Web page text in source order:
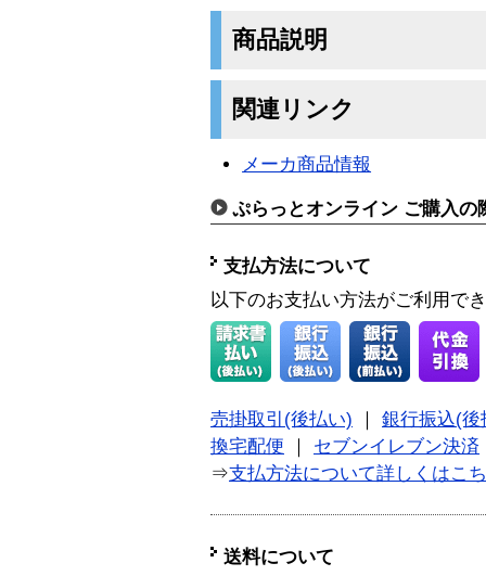
商品説明
関連リンク
メーカ商品情報
ぷらっとオンライン ご購入の
支払方法について
以下のお支払い方法がご利用で
売掛取引(後払い)
銀行振込(後
換宅配便
セブンイレブン決済
⇒支払方法について詳しくはこ
送料について